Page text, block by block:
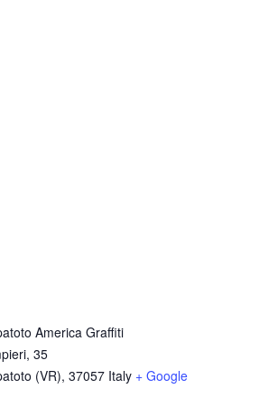
America Graffiti
35
(VR), 37057 Italy + Google